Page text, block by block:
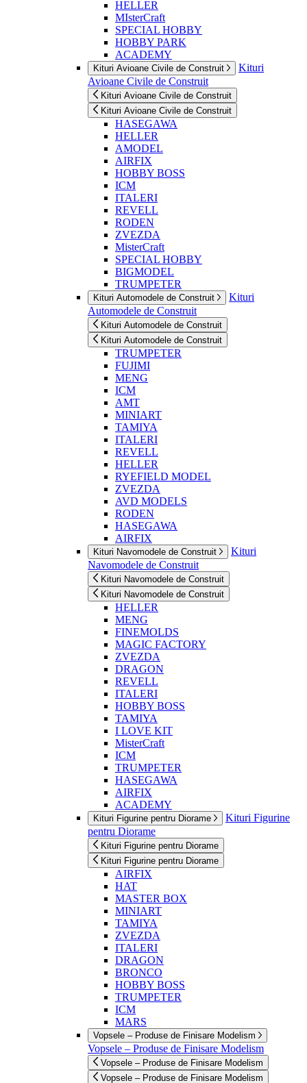
HELLER
MIsterCraft
SPECIAL HOBBY
HOBBY PARK
ACADEMY
Kituri Avioane Civile de Construit
Kituri
Avioane Civile de Construit
Kituri Avioane Civile de Construit
Kituri Avioane Civile de Construit
HASEGAWA
HELLER
AMODEL
AIRFIX
HOBBY BOSS
ICM
ITALERI
REVELL
RODEN
ZVEZDA
MisterCraft
SPECIAL HOBBY
BIGMODEL
TRUMPETER
Kituri Automodele de Construit
Kituri
Automodele de Construit
Kituri Automodele de Construit
Kituri Automodele de Construit
TRUMPETER
FUJIMI
MENG
ICM
AMT
MINIART
TAMIYA
ITALERI
REVELL
HELLER
RYEFIELD MODEL
ZVEZDA
AVD MODELS
RODEN
HASEGAWA
AIRFIX
Kituri Navomodele de Construit
Kituri
Navomodele de Construit
Kituri Navomodele de Construit
Kituri Navomodele de Construit
HELLER
MENG
FINEMOLDS
MAGIC FACTORY
ZVEZDA
DRAGON
REVELL
ITALERI
HOBBY BOSS
TAMIYA
I LOVE KIT
MisterCraft
ICM
TRUMPETER
HASEGAWA
AIRFIX
ACADEMY
Kituri Figurine pentru Diorame
Kituri Figurine
pentru Diorame
Kituri Figurine pentru Diorame
Kituri Figurine pentru Diorame
AIRFIX
HAT
MASTER BOX
MINIART
TAMIYA
ZVEZDA
ITALERI
DRAGON
BRONCO
HOBBY BOSS
TRUMPETER
ICM
MARS
Vopsele – Produse de Finisare Modelism
Vopsele – Produse de Finisare Modelism
Vopsele – Produse de Finisare Modelism
Vopsele – Produse de Finisare Modelism